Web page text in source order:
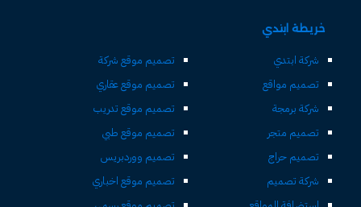
خريطة ابتدي
شركة ابتدي
تصميم مواقع
شركة برمجة
تصميم متجر
تصميم حراج
شركة تصميم
تصميم موقع شركة
تصميم موقع عقاري
تصميم موقع تدريب
تصميم موقع طبي
تصميم ووردبريس
تصميم موقع اخباري